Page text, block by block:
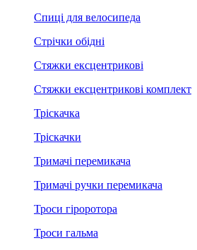
Спиці для велосипеда
Стрічки обідні
Стяжки ексцентрикові
Стяжки ексцентрикові комплект
Тріскачка
Тріскачки
Тримачі перемикача
Тримачі ручки перемикача
Троси гіроротора
Троси гальма